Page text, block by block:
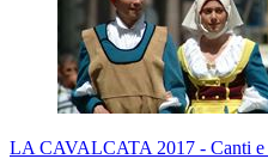
LA CAVALCATA 2017 - Canti e